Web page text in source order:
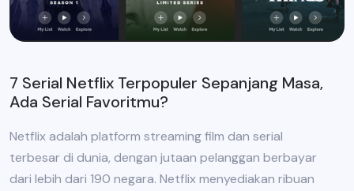
7 Serial Netflix Terpopuler Sepanjang Masa,
Ada Serial Favoritmu?
Netflix adalah platform streaming film dan serial
terbesar di dunia, dengan jutaan pelanggan berbayar
dari lebih dari 190 negara. Netflix menyediakan ribuan